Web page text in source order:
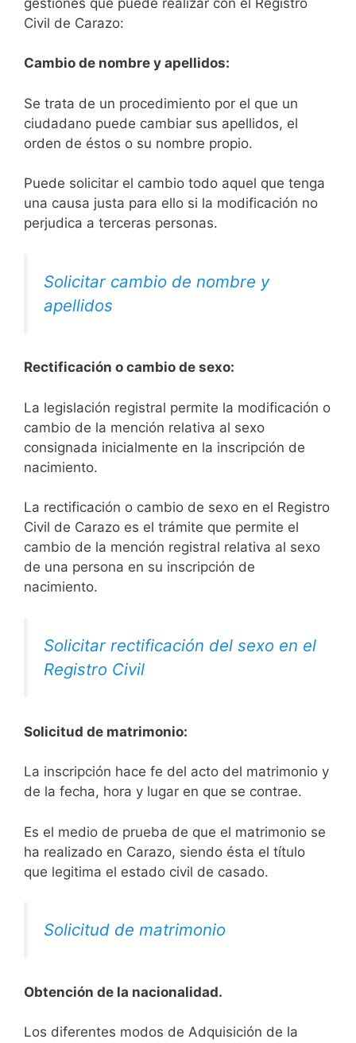
Civil de Carazo:
Cambio de nombre y apellidos:
Se trata de un procedimiento por el que un
ciudadano puede cambiar sus apellidos, el
orden de éstos o su nombre propio.
Puede solicitar el cambio todo aquel que tenga
una causa justa para ello si la modificación no
perjudica a terceras personas.
Solicitar cambio de nombre y
apellidos
Rectificación o cambio de sexo:
La legislación registral permite la modificación o
cambio de la mención relativa al sexo
consignada inicialmente en la inscripción de
nacimiento.
La rectificación o cambio de sexo en el Registro
Civil de Carazo es el trámite que permite el
cambio de la mención registral relativa al sexo
de una persona en su inscripción de
nacimiento.
Solicitar rectificación del sexo en el
Registro Civil
Solicitud de matrimonio:
La inscripción hace fe del acto del matrimonio y
de la fecha, hora y lugar en que se contrae.
Es el medio de prueba de que el matrimonio se
ha realizado en Carazo, siendo ésta el título
que legitima el estado civil de casado.
Solicitud de matrimonio
Obtención de la nacionalidad.
​​​Los diferentes modos de Adquisición de la